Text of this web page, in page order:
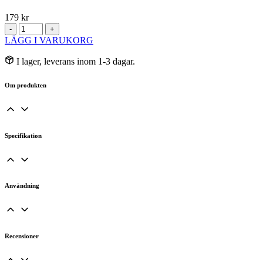
179 kr
-
Kikärtor
EKO
2kg
mängd
+
LÄGG I VARUKORG
I lager, leverans inom 1-3 dagar.
Om produkten
Specifikation
Användning
Recensioner